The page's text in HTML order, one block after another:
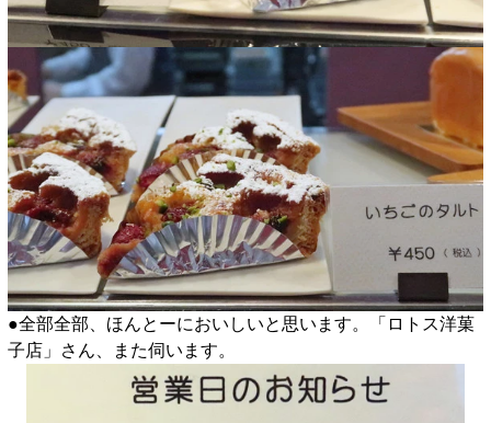
●全部全部、ほんとーにおいしいと思います。「ロトス洋菓
子店」さん、また伺います。